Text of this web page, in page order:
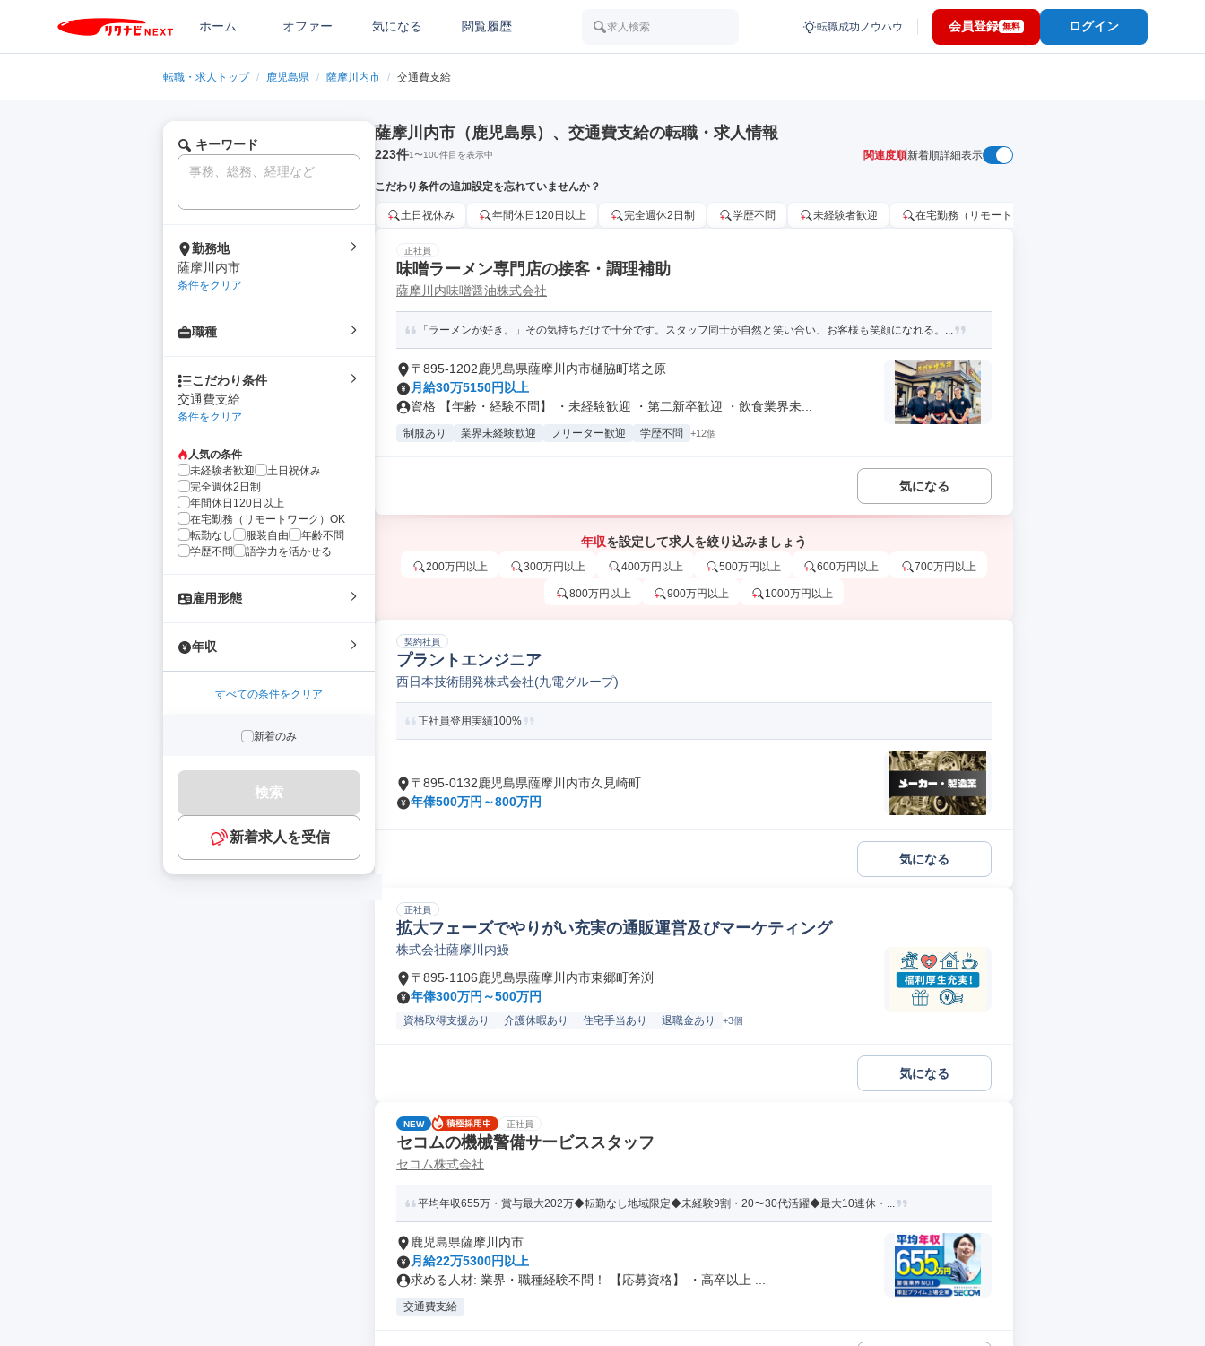
ホーム オファー 気になる 閲覧履歴 求人検索 転職成功ノウハウ 会員登録 無料 ログイン
転職・求人トップ / 鹿児島県 / 薩摩川内市 / 交通費支給
キーワード
勤務地
薩摩川内市
条件をクリア
職種
こだわり条件
交通費支給
条件をクリア
人気の条件
未経験者歓迎
土日祝休み
完全週休2日制
年間休日120日以上
在宅勤務（リモートワーク）OK
転勤なし
服装自由
年齢不問
学歴不問
語学力を活かせる
雇用形態
年収
すべての条件をクリア
新着のみ
検索
新着求人を受信
薩摩川内市（鹿児島県）、交通費支給の転職・求人情報
223件1〜100件目を表示中 関連度順新着順詳細表示
こだわり条件の追加設定を忘れていませんか？
土日祝休み 年間休日120日以上 完全週休2日制 学歴不問 未経験者歓迎 在宅勤務（リモートワーク）OK
正社員
味噌ラーメン専門店の接客・調理補助
薩摩川内味噌醤油株式会社
「ラーメンが好き。」その気持ちだけで十分です。スタッフ同士が自然と笑い合い、お客様も笑顔になれる。...
〒895-1202鹿児島県薩摩川内市樋脇町塔之原
月給30万5150円以上
資格 【年齢・経験不問】 ・未経験歓迎 ・第二新卒歓迎 ・飲食業界未...
制服あり 業界未経験歓迎 フリーター歓迎 学歴不問 +12個
気になる
年収を設定して求人を絞り込みましょう
200万円以上 300万円以上 400万円以上 500万円以上 600万円以上 700万円以上
800万円以上 900万円以上 1000万円以上
契約社員
プラントエンジニア
西日本技術開発株式会社(九電グループ)
正社員登用実績100%
〒895-0132鹿児島県薩摩川内市久見崎町
年俸500万円～800万円
気になる
正社員
拡大フェーズでやりがい充実の通販運営及びマーケティング
株式会社薩摩川内鰻
〒895-1106鹿児島県薩摩川内市東郷町斧渕
年俸300万円～500万円
資格取得支援あり 介護休暇あり 住宅手当あり 退職金あり +3個
気になる
NEW 正社員
セコムの機械警備サービススタッフ
セコム株式会社
平均年収655万・賞与最大202万◆転勤なし地域限定◆未経験9割・20〜30代活躍◆最大10連休・...
鹿児島県薩摩川内市
月給22万5300円以上
求める人材: 業界・職種経験不問！ 【応募資格】 ・高卒以上 ...
交通費支給